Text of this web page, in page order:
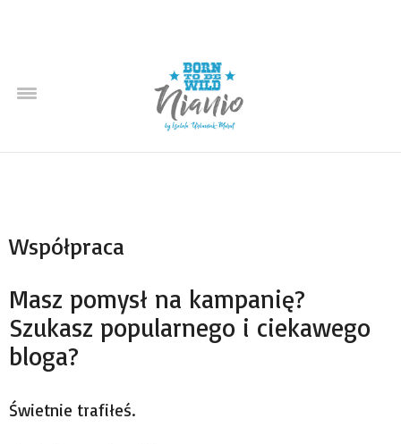
Współpraca
Masz pomysł na kampanię?
Szukasz popularnego i ciekawego
bloga?
Świetnie trafiłeś.